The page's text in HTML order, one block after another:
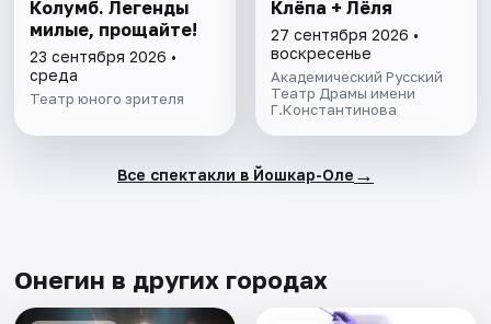
Колумб. Легенды
милые, прощайте!
23 сентября 2026 •
среда
Театр юного зрителя
Клёпа + Лёля
27 сентября 2026 •
воскресенье
Академический Русский
Театр Драмы имени
Г.Константинова
Все спектакли в Йошкар-Оле →
Онегин в других городах